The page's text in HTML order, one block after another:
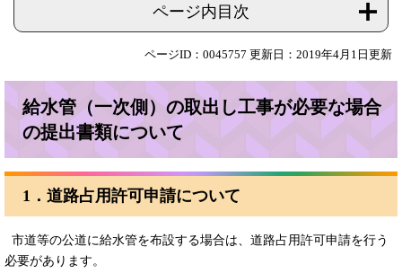
ページ内目次
ページID：0045757 更新日：2019年4月1日更新
給水管（一次側）の取出し工事が必要な場合
の提出書類について
1．道路占用許可申請について
市道等の公道に給水管を布設する場合は、道路占用許可申請を行う
必要があります。